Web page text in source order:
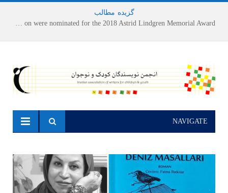
گزیده مطالب
NAVIGATE